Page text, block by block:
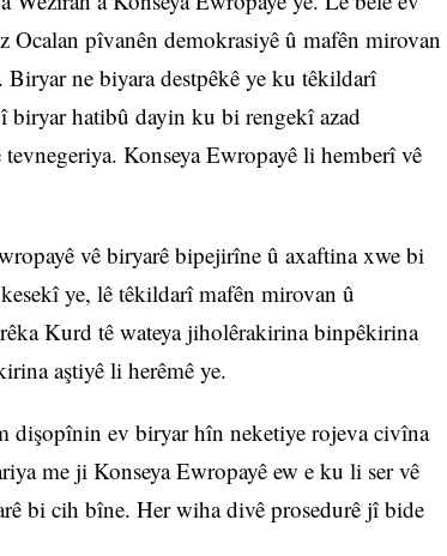
pîvanên demokrasiyê û mafên mirovan
ne biyara destpêkê ye ku têkildarî
hatibû dayin ku bi rengekî azad
Konseya Ewropayê li hemberî vê
vê biryarê bipejirîne û axaftina xwe bi
ye, lê têkildarî mafên mirovan û
Kurd tê wateya jiholêrakirina binpêkirina
aştiyê li herêmê ye.
dişopînin ev biryar hîn neketiye rojeva civîna
me ji Konseya Ewropayê ew e ku li ser vê
bi cih bîne. Her wiha divê prosedurê jî bide